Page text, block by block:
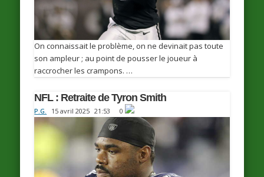
On connaissait le problème, on ne devinait pas toute
son ampleur ; au point de pousser le joueur à
raccrocher les crampons. …
NFL : Retraite de Tyron Smith
P.G. 15 avril 2025 21:53 0